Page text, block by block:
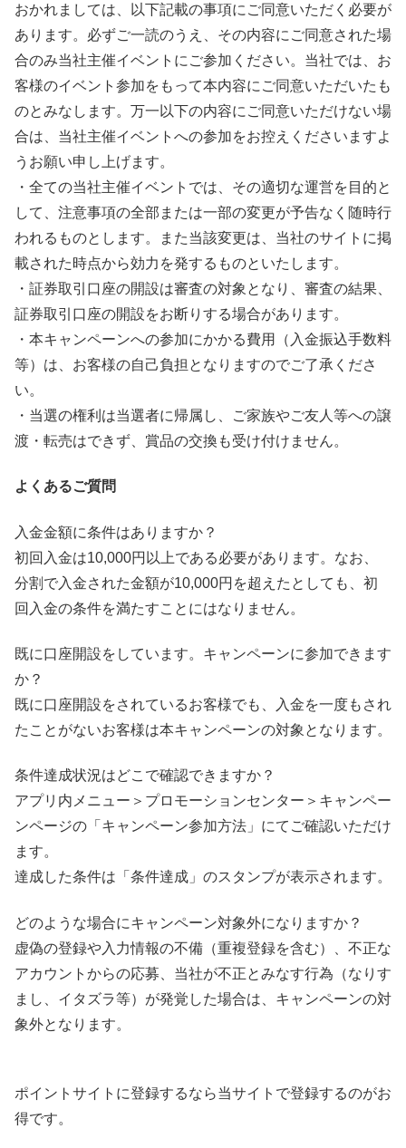
おかれましては、以下記載の事項にご同意いただく必要が
あります。必ずご一読のうえ、その内容にご同意された場
合のみ当社主催イベントにご参加ください。当社では、お
客様のイベント参加をもって本内容にご同意いただいたも
のとみなします。万一以下の内容にご同意いただけない場
合は、当社主催イベントへの参加をお控えくださいますよ
うお願い申し上げます。​
・全ての当社主催イベントでは、その適切な運営を目的と
して、注意事項の全部または一部の変更が予告なく随時行
われるものとします。また当該変更は、当社のサイトに掲
載された時点から効力を発するものといたします。​
・証券取引口座の開設は審査の対象となり、審査の結果、
証券取引口座の開設をお断りする場合があります。 ​
・本キャンペーンへの参加にかかる費用（入金振込手数料
等）は、お客様の自己負担となりますのでご了承くださ
い。 ​
・当選の権利は当選者に帰属し、ご家族やご友人等への譲
渡・転売はできず、賞品の交換も受け付けません。 ​​
よくあるご質問
入金金額に条件はありますか？​
初回入金は10,000円以上である必要があります。​なお、
分割で入金された金額が10,000円を超えたとしても、初
回入金の条件を満たすことにはなりません。
既に口座開設をしています。キャンペーンに参加できます
か？​
既に口座開設をされているお客様でも、入金を一度もされ
たことがないお客様は本キャンペーンの対象となります。
条件達成状況はどこで確認できますか？
アプリ内メニュー＞プロモーションセンター＞キャンペー
ンページの「キャンペーン参加方法」にてご確認いただけ
ます。​
達成した条件は「条件達成」のスタンプが表示されます。​
どのような場合にキャンペーン対象外になりますか？​
虚偽の登録や入力情報の不備（重複登録を含む）、不正な
アカウントからの応募、当社が不正とみなす行為（なりす
まし、イタズラ等）が発覚した場合は、キャンペーンの対
象外となります。​
ポイントサイトに登録するなら当サイトで登録するのがお
得です。